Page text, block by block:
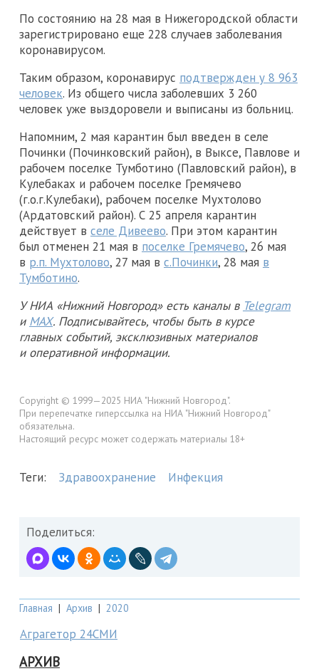
По состоянию на 28 мая в Нижегородской области
зарегистрировано еще 228 случаев заболевания
коронавирусом.
Таким образом, коронавирус подтвержден у 8 963
человек. Из общего числа заболевших 3 260
человек уже выздоровели и выписаны из больниц.
Напомним, 2 мая карантин был введен в селе
Починки (Починковский район), в Выксе, Павлове и
рабочем поселке Тумботино (Павловский район), в
Кулебаках и рабочем поселке Гремячево
(г.о.г.Кулебаки), рабочем поселке Мухтолово
(Ардатовский район). С 25 апреля карантин
действует в селе Дивеево. При этом карантин
был отменен 21 мая в поселке Гремячево, 26 мая
в р.п. Мухтолово, 27 мая в с.Починки, 28 мая в
Тумботино.
У НИА «Нижний Новгород» есть каналы в Telegram
и MAX. Подписывайтесь, чтобы быть в курсе
главных событий, эксклюзивных материалов
и оперативной информации.
Copyright © 1999—2025 НИА "Нижний Новгород".
При перепечатке гиперссылка на НИА "Нижний Новгород"
обязательна.
Настоящий ресурс может содержать материалы 18+
Теги: Здравоохранение Инфекция
Поделиться:
Главная | Архив | 2020
Аграгетор 24СМИ
АРХИВ